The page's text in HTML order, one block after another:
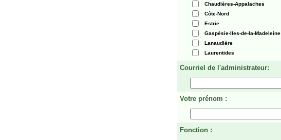
Chaudières-Appalaches
Côte-Nord
Estrie
Gaspésie-Iles-de-la-Madeleine
Lanaudière
Laurentides
Courriel de l'administrateur:
Votre prénom :
Fonction :